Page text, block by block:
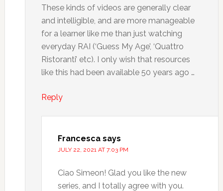
These kinds of videos are generally clear
and intelligible, and are more manageable
for a learner like me than just watching
everyday RAI (‘Guess My Age’, ‘Quattro
Ristoranti’ etc). I only wish that resources
like this had been available 50 years ago …
Reply
Francesca says
JULY 22, 2021 AT 7:03 PM
Ciao Simeon! Glad you like the new
series, and I totally agree with you.